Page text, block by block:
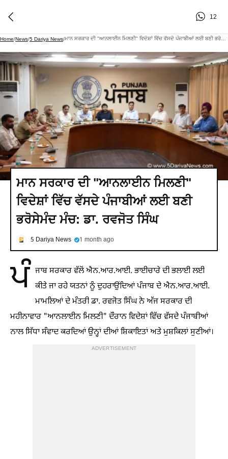
12
Home/News/5 Dariya News/ ਮਾਨ ਸਰਕਾਰ ਦੀ "ਆਨਲਾਈਨ ਮਿਲਣੀ" ਵਿਦੇਸ਼ਾਂ ਵਿੱਚ ਵੱਸਦੇ ਪੰਜਾਬੀਆਂ ਲਈ ਬਣੀ ਭਰੋਸੇਮੰਦ ਮੰਚ: ਡਾ. ਰਵਜੋਤ ਸਿੰਘ
ਮਾਨ ਸਰਕਾਰ ਦੀ "ਆਨਲਾਈਨ ਮਿਲਣੀ"
ਵਿਦੇਸ਼ਾਂ ਵਿੱਚ ਵੱਸਦੇ ਪੰਜਾਬੀਆਂ ਲਈ ਬਣੀ
ਭਰੋਸੇਮੰਦ ਮੰਚ: ਡਾ. ਰਵਜੋਤ ਸਿੰਘ
5 Dariya News 1 month ago
ਪੰ ਜਾਬ ਸਰਕਾਰ ਵੱਲੋਂ ਐਨ.ਆਰ.ਆਈ. ਭਾਈਚਾਰੇ ਦੀ ਭਲਾਈ ਲਈ
ਕੀਤੇ ਜਾ ਰਹੇ ਯਤਨਾਂ ਨੂੰ ਦੁਹਰਾਉਂਦਿਆਂ ਪੰਜਾਬ ਦੇ ਐਨ.ਆਰ.ਆਈ.
ਮਾਮਲਿਆਂ ਦੇ ਮੰਤਰੀ ਡਾ. ਰਵਜੋਤ ਸਿੰਘ ਨੇ ਅੱਜ ਸਰਕਾਰ ਦੀ
ਮਹੀਨਾਵਾਰ "ਆਨਲਾਈਨ ਮਿਲਣੀ" ਦੌਰਾਨ ਵਿਦੇਸ਼ਾਂ ਵਿੱਚ ਵੱਸਦੇ ਪੰਜਾਬੀਆਂ
ਨਾਲ ਸਿੱਧਾ ਸੰਵਾਦ ਕਰਦਿਆਂ ਉਨ੍ਹਾਂ ਦੀਆਂ ਸ਼ਿਕਾਇਤਾਂ ਅਤੇ ਮੁਸ਼ਕਿਲਾਂ ਸੁਣੀਆਂ।
ADVERTISEMENT